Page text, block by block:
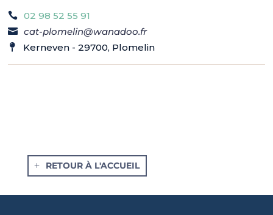
02 98 52 55 91
cat-plomelin@wanadoo.fr
Kerneven - 29700, Plomelin
RETOUR À L'ACCUEIL